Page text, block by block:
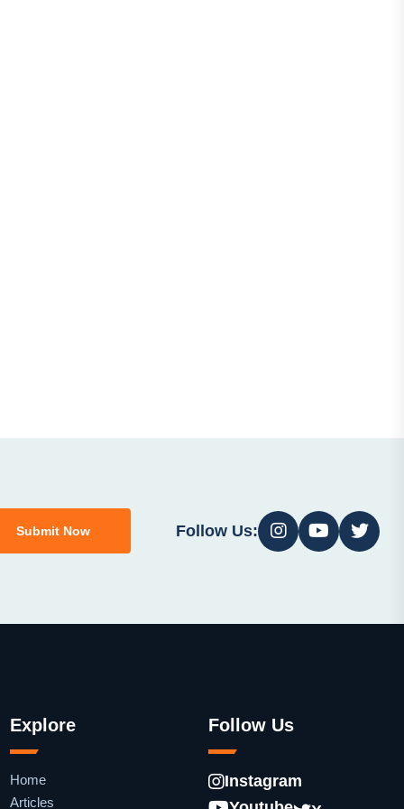
Submit Now Follow Us:
Explore
Home
Articles
Follow Us
Instagram